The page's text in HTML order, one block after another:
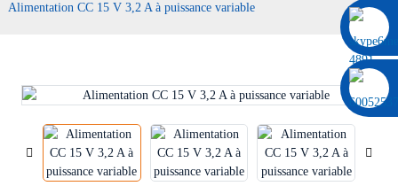
Alimentation CC 15 V 3,2 A à puissance variable